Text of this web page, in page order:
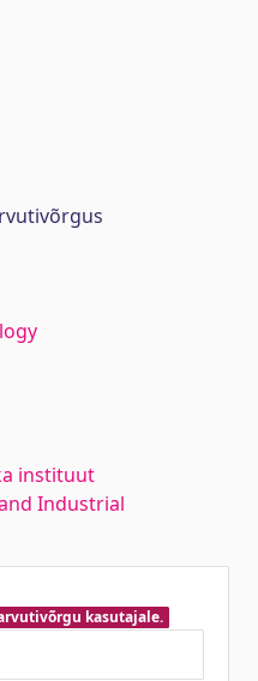
instituut
Industrial
kasutajale.